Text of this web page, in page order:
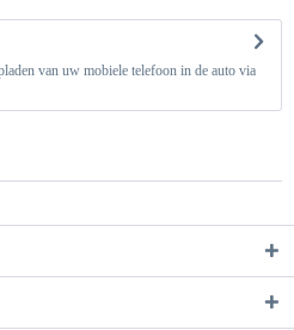
van uw mobiele telefoon in de auto via